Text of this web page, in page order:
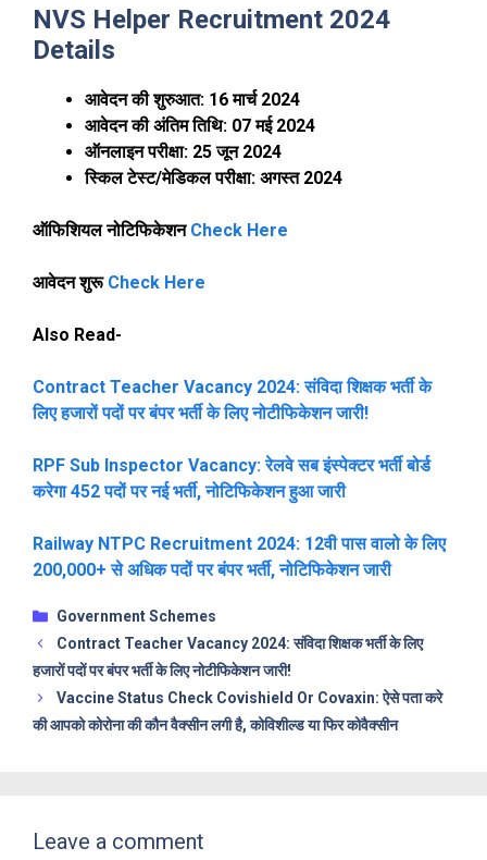
NVS Helper Recruitment 2024
Details
आवेदन की शुरुआत: 16 मार्च 2024
आवेदन की अंतिम तिथि: 07 मई 2024
ऑनलाइन परीक्षा: 25 जून 2024
स्किल टेस्ट/मेडिकल परीक्षा: अगस्त 2024
ऑफिशियल नोटिफिकेशन Check Here
आवेदन शुरू Check Here
Also Read-
Contract Teacher Vacancy 2024: संविदा शिक्षक भर्ती के
लिए हजारों पदों पर बंपर भर्ती के लिए नोटीफिकेशन जारी!
RPF Sub Inspector Vacancy: रेलवे सब इंस्पेक्टर भर्ती बोर्ड
करेगा 452 पदों पर नई भर्ती, नोटिफिकेशन हुआ जारी
Railway NTPC Recruitment 2024: 12वी पास वालो के लिए
200,000+ से अधिक पदों पर बंपर भर्ती, नोटिफिकेशन जारी
Categories
Government Schemes
Contract Teacher Vacancy 2024: संविदा शिक्षक भर्ती के लिए
हजारों पदों पर बंपर भर्ती के लिए नोटीफिकेशन जारी!
Vaccine Status Check Covishield Or Covaxin: ऐसे पता करे
की आपको कोरोना की कौन वैक्सीन लगी है, कोविशील्ड या फिर कोवैक्सीन
Leave a comment